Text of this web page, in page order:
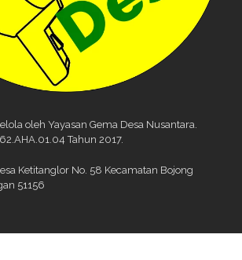
oleh Yayasan Gema Desa Nusantara.
Tahun 2017.
Ketitanglor No. 58 Kecamatan Bojong
51156